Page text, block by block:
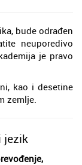
bude odrađen
neuporedivo
je pravo
kao i desetine
zemlje.
jezik